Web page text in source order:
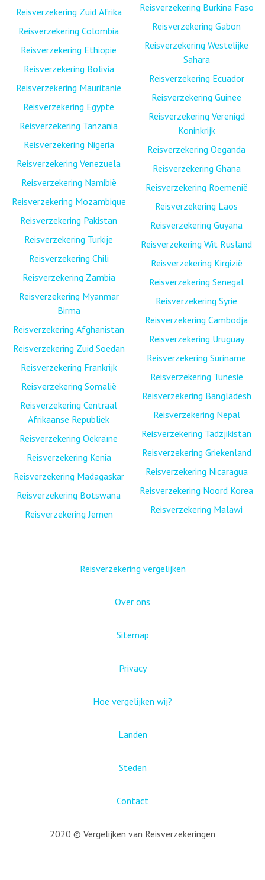
Reisverzekering Zuid Afrika
Reisverzekering Colombia
Reisverzekering Ethiopië
Reisverzekering Bolivia
Reisverzekering Mauritanië
Reisverzekering Egypte
Reisverzekering Tanzania
Reisverzekering Nigeria
Reisverzekering Venezuela
Reisverzekering Namibië
Reisverzekering Mozambique
Reisverzekering Pakistan
Reisverzekering Turkije
Reisverzekering Chili
Reisverzekering Zambia
Reisverzekering Myanmar
Birma
Reisverzekering Afghanistan
Reisverzekering Zuid Soedan
Reisverzekering Frankrijk
Reisverzekering Somalië
Reisverzekering Centraal
Afrikaanse Republiek
Reisverzekering Oekraïne
Reisverzekering Kenia
Reisverzekering Madagaskar
Reisverzekering Botswana
Reisverzekering Jemen
Reisverzekering Burkina Faso
Reisverzekering Gabon
Reisverzekering Westelijke
Sahara
Reisverzekering Ecuador
Reisverzekering Guinee
Reisverzekering Verenigd
Koninkrijk
Reisverzekering Oeganda
Reisverzekering Ghana
Reisverzekering Roemenië
Reisverzekering Laos
Reisverzekering Guyana
Reisverzekering Wit Rusland
Reisverzekering Kirgizië
Reisverzekering Senegal
Reisverzekering Syrië
Reisverzekering Cambodja
Reisverzekering Uruguay
Reisverzekering Suriname
Reisverzekering Tunesië
Reisverzekering Bangladesh
Reisverzekering Nepal
Reisverzekering Tadzjikistan
Reisverzekering Griekenland
Reisverzekering Nicaragua
Reisverzekering Noord Korea
Reisverzekering Malawi
Reisverzekering vergelijken
Over ons
Sitemap
Privacy
Hoe vergelijken wij?
Landen
Steden
Contact
2020 © Vergelijken van Reisverzekeringen